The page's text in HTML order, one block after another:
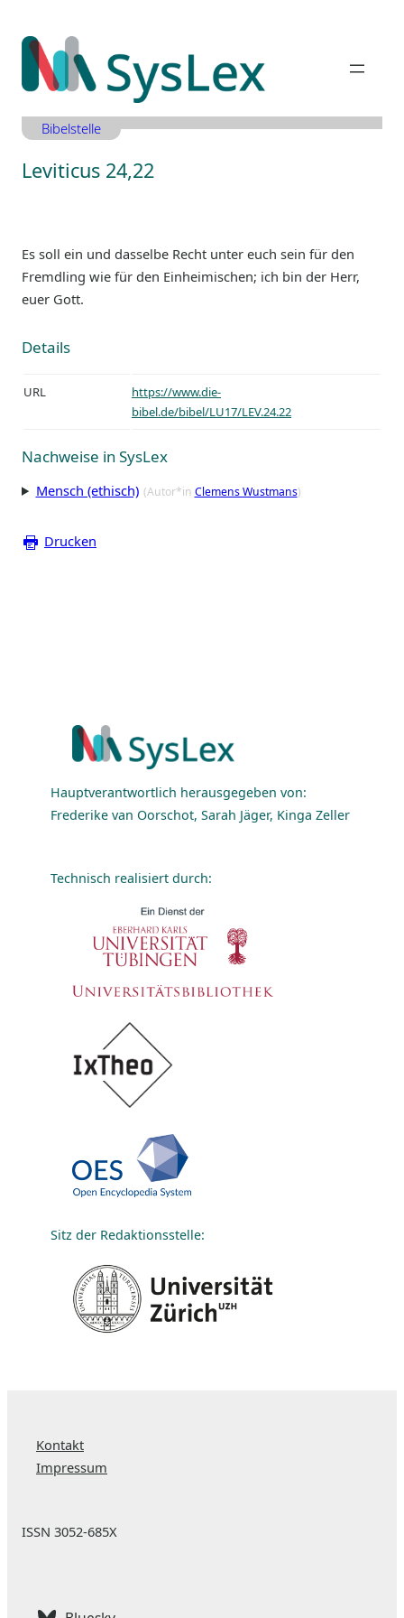
Inhalt
springen
Bibelstelle
Leviticus 24,22
Es soll ein und dasselbe Recht unter euch sein für den
Fremdling wie für den Einheimischen; ich bin der Herr,
euer Gott.
Details
URL
https://www.die-
bibel.de/bibel/LU17/LEV.24.22
Nachweise in SysLex
Mensch (ethisch) (Autor*in Clemens Wustmans)
Drucken
Hauptverantwortlich herausgegeben von:
Frederike van Oorschot, Sarah Jäger, Kinga Zeller
Technisch realisiert durch:
Sitz der Redaktionsstelle:
Kontakt
Impressum
ISSN 3052-685X